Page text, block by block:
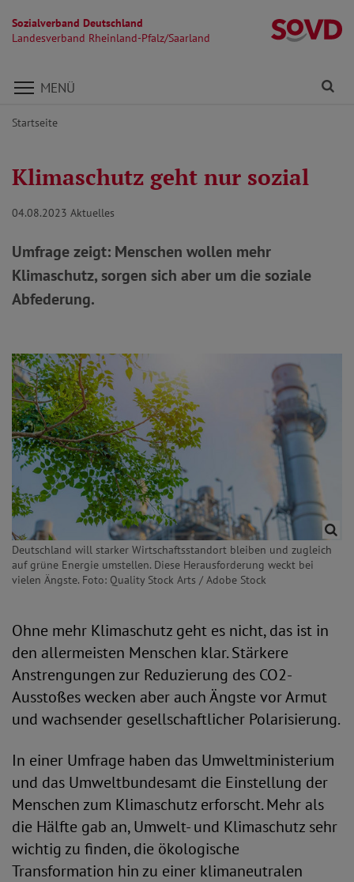
Sozialverband Deutschland
Landesverband Rheinland-Pfalz/Saarland
Direkt zu den Inhalten springen
MENÜ
Startseite
Klimaschutz geht nur sozial
04.08.2023 Aktuelles
Umfrage zeigt: Menschen wollen mehr
Klimaschutz, sorgen sich aber um die soziale
Abfederung.
Deutschland will starker Wirtschaftsstandort bleiben und zugleich
auf grüne Energie umstellen. Diese Herausforderung weckt bei
vielen Ängste. Foto: Quality Stock Arts / Adobe Stock
Ohne mehr Klimaschutz geht es nicht, das ist in
den allermeisten Menschen klar. Stärkere
Anstrengungen zur Reduzierung des CO2-
Ausstoßes wecken aber auch Ängste vor Armut
und wachsender gesellschaftlicher Polarisierung.
In einer Umfrage haben das Umweltministerium
und das Umweltbundesamt die Einstellung der
Menschen zum Klimaschutz erforscht. Mehr als
die Hälfte gab an, Umwelt- und Klimaschutz sehr
wichtig zu finden, die ökologische
Transformation hin zu einer klimaneutralen